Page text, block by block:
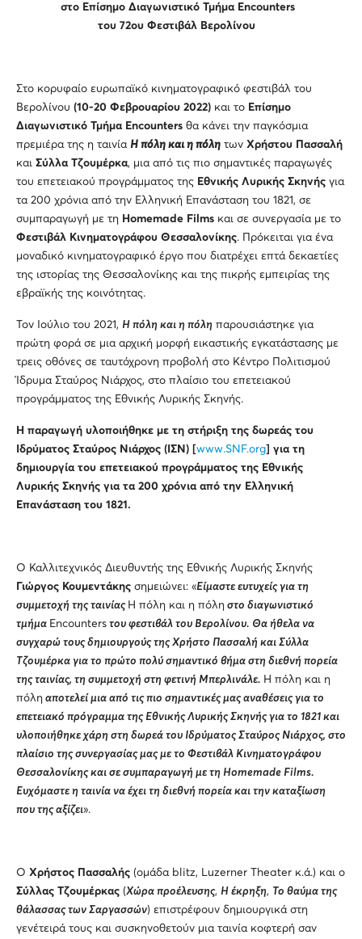
στο Επίσημο Διαγωνιστικό Τμήμα Encounters
του 72ου Φεστιβάλ Βερολίνου
Στο κορυφαίο ευρωπαϊκό κινηματογραφικό φεστιβάλ του
Βερολίνου (10-20 Φεβρουαρίου 2022) και το Επίσημο
Διαγωνιστικό Τμήμα Encounters θα κάνει την παγκόσμια
πρεμιέρα της η ταινία Η πόλη και η πόλη των Χρήστου Πασσαλή
και Σύλλα Τζουμέρκα, μια από τις πιο σημαντικές παραγωγές
του επετειακού προγράμματος της Εθνικής Λυρικής Σκηνής για
τα 200 χρόνια από την Ελληνική Επανάσταση του 1821, σε
συμπαραγωγή με τη Ηomemade Films και σε συνεργασία με το
Φεστιβάλ Κινηματογράφου Θεσσαλονίκης. Πρόκειται για ένα
μοναδικό κινηματογραφικό έργο που διατρέχει επτά δεκαετίες
της ιστορίας της Θεσσαλονίκης και της πικρής εμπειρίας της
εβραϊκής της κοινότητας.
Τον Ιούλιο του 2021, Η πόλη και η πόλη παρουσιάστηκε για
πρώτη φορά σε μια αρχική μορφή εικαστικής εγκατάστασης με
τρεις οθόνες σε ταυτόχρονη προβολή στο Κέντρο Πολιτισμού
Ίδρυμα Σταύρος Νιάρχος, στο πλαίσιο του επετειακού
προγράμματος της Εθνικής Λυρικής Σκηνής.
Η παραγωγή υλοποιήθηκε με τη στήριξη της δωρεάς του
Ιδρύματος Σταύρος Νιάρχος (ΙΣΝ) [www.SNF.org] για τη
δημιουργία του επετειακού προγράμματος της Εθνικής
Λυρικής Σκηνής για τα 200 χρόνια από την Ελληνική
Επανάσταση του 1821.
Ο Καλλιτεχνικός Διευθυντής της Εθνικής Λυρικής Σκηνής
Γιώργος Κουμεντάκης σημειώνει: «Είμαστε ευτυχείς για τη
συμμετοχή της ταινίας Η πόλη και η πόλη στο διαγωνιστικό
τμήμα Encounters του φεστιβάλ του Βερολίνου. Θα ήθελα να
συγχαρώ τους δημιουργούς της Χρήστο Πασσαλή και Σύλλα
Τζουμέρκα για το πρώτο πολύ σημαντικό βήμα στη διεθνή πορεία
της ταινίας, τη συμμετοχή στη φετινή Μπερλινάλε. Η πόλη και η
πόλη αποτελεί μια από τις πιο σημαντικές μας αναθέσεις για το
επετειακό πρόγραμμα της Εθνικής Λυρικής Σκηνής για το 1821 και
υλοποιήθηκε χάρη στη δωρεά του Ιδρύματος Σταύρος Νιάρχος, στο
πλαίσιο της συνεργασίας μας με το Φεστιβάλ Κινηματογράφου
Θεσσαλονίκης και σε συμπαραγωγή με τη Ηomemade Films.
Ευχόμαστε η ταινία να έχει τη διεθνή πορεία και την καταξίωση
που της αξίζει».
Ο Χρήστος Πασσαλής (ομάδα blitz, Luzerner Theater κ.ά.) και ο
Σύλλας Τζουμέρκας (Χώρα προέλευσης, Η έκρηξη, Το θαύμα της
θάλασσας των Σαργασσών) επιστρέφουν δημιουργικά στη
γενέτειρά τους και συσκηνοθετούν μια ταινία κοφτερή σαν